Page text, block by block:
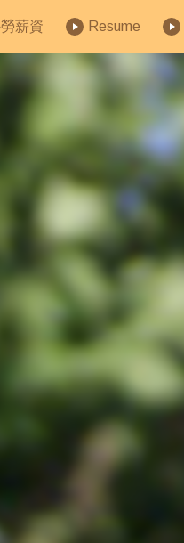
薪資 Resume